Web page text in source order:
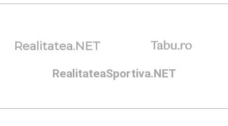
Realitatea.NET Tabu.ro
RealitateaSportiva.NET